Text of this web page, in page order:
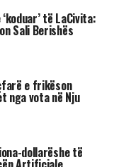
te
vit pas viti.
me 8 mijë
lekë në
me 700 lekë
të rritet me